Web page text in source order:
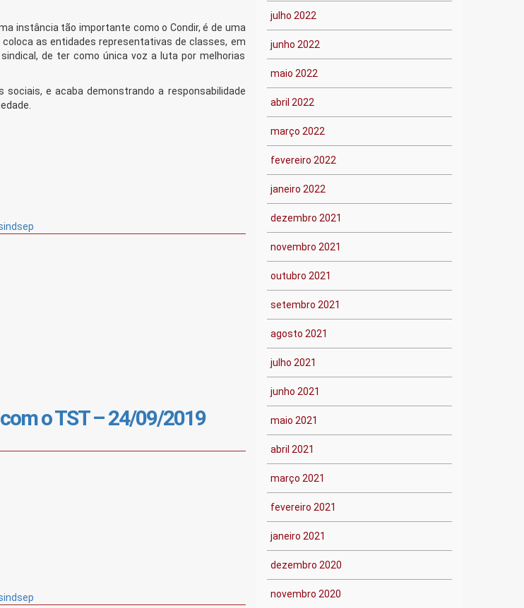
instância tão importante como o Condir, é de uma
as entidades representativas de classes, em
de ter como única voz a luta por melhorias
e acaba demonstrando a responsabilidade
o TST – 24/09/2019
julho 2022
junho 2022
maio 2022
abril 2022
março 2022
fevereiro 2022
janeiro 2022
dezembro 2021
novembro 2021
outubro 2021
setembro 2021
agosto 2021
julho 2021
junho 2021
maio 2021
abril 2021
março 2021
fevereiro 2021
janeiro 2021
dezembro 2020
novembro 2020